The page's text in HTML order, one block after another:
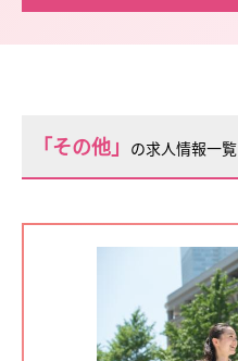
「その他」 の求人情報一覧